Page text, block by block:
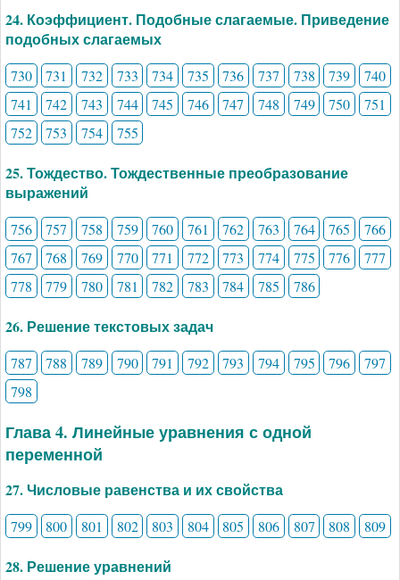
24. Коэффициент. Подобные слагаемые. Приведение
подобных слагаемых
730 731 732 733 734 735 736 737 738 739
740
741
742 743 744 745 746 747 748 749 750
751
752
753 754 755
25. Тождество. Тождественные преобразование
выражений
756 757 758 759 760 761 762 763 764 765
766
767
768 769 770 771 772 773 774 775 776
777
778
779 780 781 782 783 784 785 786
26. Решение текстовых задач
787 788 789 790 791 792 793 794 795 796
797
798
Глава 4. Линейные уравнения с одной
переменной
27. Числовые равенства и их свойства
799 800 801 802 803 804 805 806 807 808 809
28. Решение уравнений